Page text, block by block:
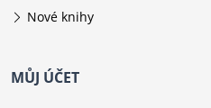
Nové knihy
MŮJ ÚČET